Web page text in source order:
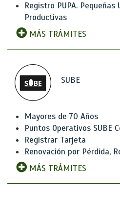
Registro PUPA. Pequeñas
Productivas
MÁS TRÁMITES
SUBE
Mayores de 70 Años
Puntos Operativos SUBE
Registrar Tarjeta
Renovación por Pérdida,
MÁS TRÁMITES